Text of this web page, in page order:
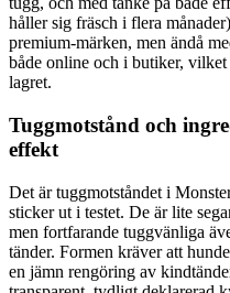
håller sig fräsch i flera
premium-märken, men ändå
både online och i butiker,
lagret.
Tuggmotstånd och
effekt
Det är tuggmotståndet i
sticker ut i testet. De är lite
men fortfarande tuggvänliga
tänder. Formen kräver att
en jämn rengöring av